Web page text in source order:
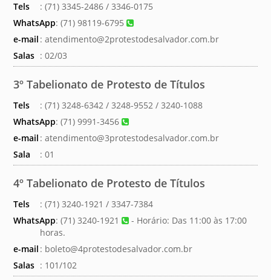
Tels
: (71) 3345-2486 / 3346-0175
WhatsApp:(71) 98119-6795
e-mail :atendimento@2protestodesalvador.com.br
Salas : 02/03
3º Tabelionato de Protesto de Títulos
Tels
: (71) 3248-6342 / 3248-9552 / 3240-1088
WhatsApp:(71) 9991-3456
e-mail :atendimento@3protestodesalvador.com.br
Sala
: 01
4º Tabelionato de Protesto de Títulos
Tels
: (71) 3240-1921 / 3347-7384
WhatsApp:(71) 3240-1921
- Horário: Das 11:00 às 17:00
horas.
e-mail : boleto@4protestodesalvador.com.br
Salas : 101/102